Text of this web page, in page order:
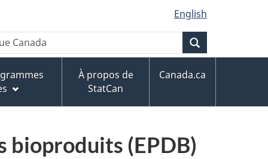
English
À propos de
StatCan
Canada.ca
bioproduits (EPDB)